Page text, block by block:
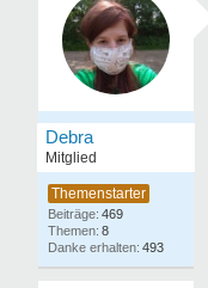
Debra
Mitglied
469
8
493